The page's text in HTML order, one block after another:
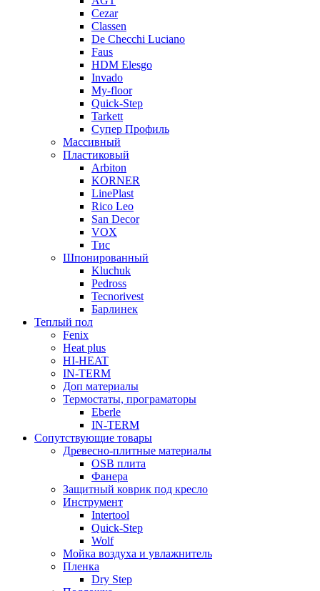
Cezar
Classen
De Checchi Luciano
Faus
HDM Elesgo
Invado
My-floor
Quick-Step
Tarkett
Супер Профиль
Массивный
Пластиковый
Arbiton
KORNER
LinePlast
Rico Leo
San Decor
VOX
Тис
Шпонированный
Kluchuk
Pedross
Tecnorivest
Барлинек
Теплый пол
Fenix
Heat plus
HI-HEAT
IN-TERM
Доп материалы
Термостаты, програматоры
Eberle
IN-TERM
Сопутствующие товары
Древесно-плитные материалы
OSB плита
Фанера
Защитный коврик под кресло
Инструмент
Intertool
Quick-Step
Wolf
Мойка воздуха и увлажнитель
Пленка
Dry Step